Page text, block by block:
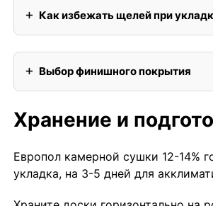
Как избежать щелей при
Выбор финишного покрытия
Хранение и
Европол камерной сушки 12-14%
укладка, на 3-5 дней для